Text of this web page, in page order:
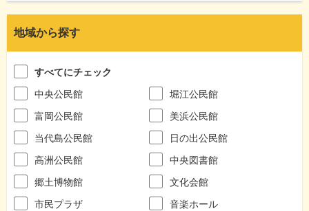
地域から探す
すべてにチェック
中央公民館
堀江公民館
富岡公民館
美浜公民館
当代島公民館
日の出公民館
高洲公民館
中央図書館
郷土博物館
文化会館
市民プラザ
音楽ホール